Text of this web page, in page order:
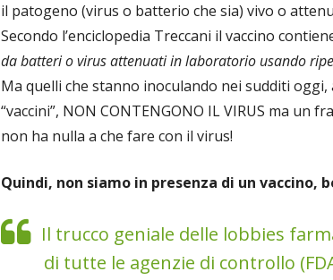
il patogeno (virus o batterio che sia) vivo o
Secondo l’enciclopedia Treccani il vaccino
da batteri o virus attenuati in laboratorio usando
Ma quelli che stanno inoculando nei sudditi
“vaccini”, NON CONTENGONO IL VIRUS ma un
non ha nulla a che fare con il virus!
Quindi, non siamo in presenza di un vaccino,
Il trucco geniale delle lobbies
di tutte le agenzie di controllo